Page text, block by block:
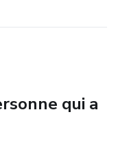
penséesqui a